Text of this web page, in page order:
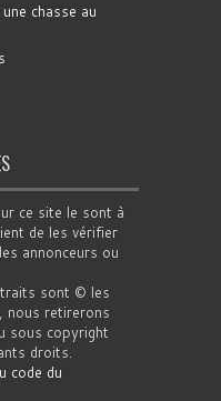
chasse au
ce site le sont à
de les vérifier
annonceurs ou
sont © les
nous retirerons
sous copyright
droits.
code du